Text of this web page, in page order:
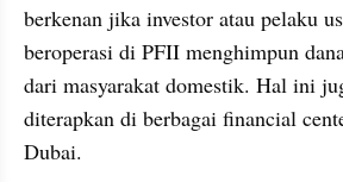
berkenan jika investor atau pelaku
beroperasi di PFII menghimpun
dari masyarakat domestik. Hal ini
diterapkan di berbagai financial
Dubai.